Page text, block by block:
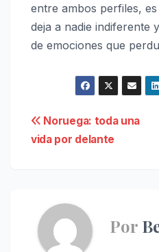
entre ambos perfiles,
deja a nadie indiferente
de emociones que
Navegación
de
Noruega: toda una
vida por delante
Por